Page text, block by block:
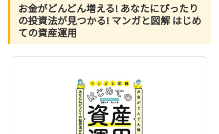
お金がどんどん増える! あなたにぴったり
の投資法が見つかる! マンガと図解 はじめ
ての資産運用